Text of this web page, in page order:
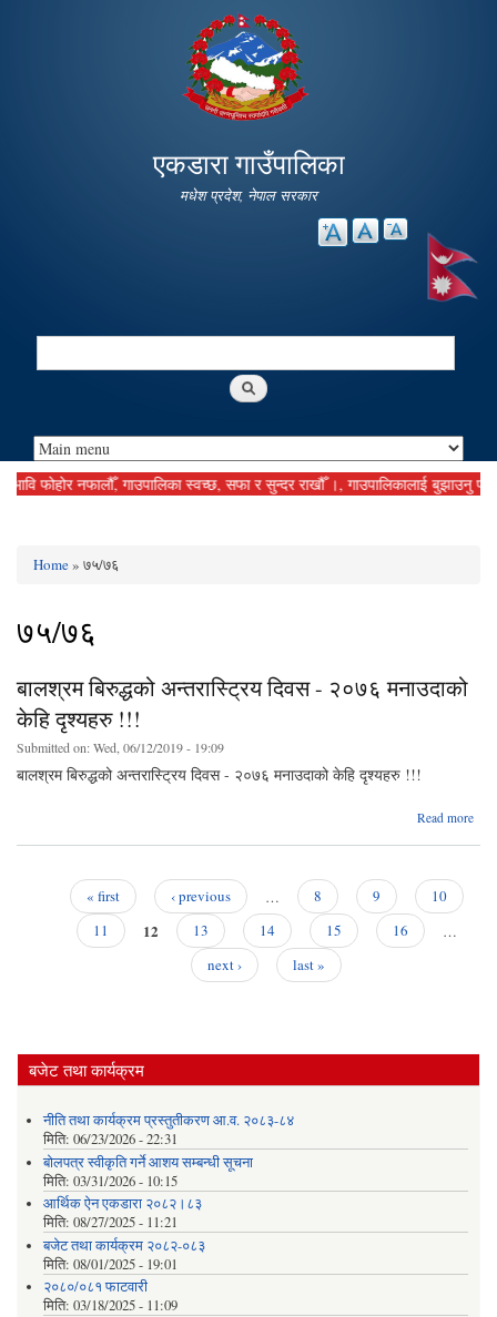
main
content
एकडारा गाउँपालिका
मधेश प्रदेश, नेपाल सरकार
Search
फोहोर नफालौँ, गाउपालिका स्वच्छ, सफा र सुन्दर राखौँ ।, गाउपालिकालाई बुझाउनु पर्ने
You are here
Home» ७५/७६
७५/७६
बालश्रम बिरुद्धको अन्तरास्ट्रिय दिवस - २०७६ मनाउदाको
केहि दृश्यहरु !!!
Submitted on:Wed, 06/12/2019 - 19:09
बालश्रम बिरुद्धको अन्तरास्ट्रिय दिवस - २०७६ मनाउदाको केहि दृश्यहरु !!!
Read more
« first ‹ previous … 8 9
10
11
12 13 14 15 16
…
next ›
last »
बजेट तथा कार्यक्रम
नीति तथा कार्यक्रम प्रस्तुतीकरण आ.व. २०८३-८४
मिति: 06/23/2026 - 22:31
बोलपत्र स्वीकृति गर्ने आशय सम्बन्धी सूचना
मिति: 03/31/2026 - 10:15
आर्थिक ऐन एकडारा २०८२।८३
मिति: 08/27/2025 - 11:21
बजेट तथा कार्यक्रम २०८२-०८३
मिति: 08/01/2025 - 19:01
२०८०/०८१ फाटवारी
मिति: 03/18/2025 - 11:09